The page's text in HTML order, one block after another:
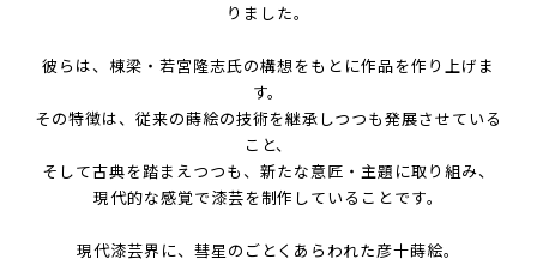
りました。
彼らは、棟梁・若宮隆志氏の構想をもとに作品を作り上げま
す。
その特徴は、従来の蒔絵の技術を継承しつつも発展させている
こと、
そして古典を踏まえつつも、新たな意匠・主題に取り組み、
現代的な感覚で漆芸を制作していることです。
現代漆芸界に、彗星のごとくあらわれた彦十蒔絵。